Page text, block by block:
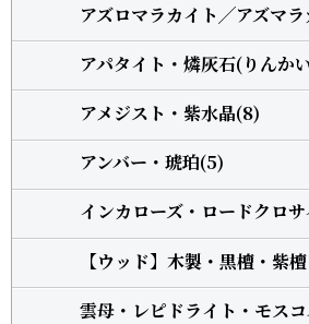
アズロマラカイト╱アズマ
アパタイト・燐灰石(りんか
アメジスト・紫水晶(8)
アンバー・琥珀(5)
インカローズ・ロードクロ